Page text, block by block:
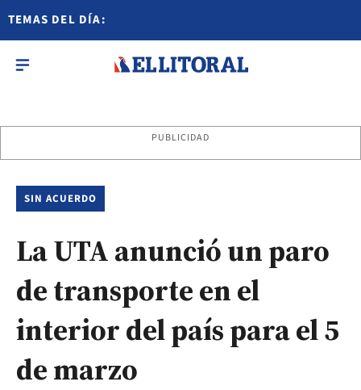
TEMAS DEL DÍA:
PUBLICIDAD
SIN ACUERDO
La UTA anunció un paro
de transporte en el
interior del país para el 5
de marzo